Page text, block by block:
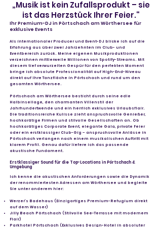
„Musik ist kein Zufallsprodukt – sie
ist das Herzstück Ihrer Feier.“
Ihr Premium-DJ in Pörtschach am Wörthersee für
exklusive Events
Als internationaler Producer und Event-DJ blicke ich auf die
Erfahrung aus über zwei Jahrzehnten im Club- und
Eventbereich zurück. Meine eigenen Musikproduktionen
verzeichnen mittlerweile Millionen von Spotify-Streams. Mit
diesem tief verwurzelten Gespür für den perfekten Moment
bringe ich absolute Professionalität auf High-End-Niveau
direkt auf Ihre Tanzfläche in Pörtschach und rund um den
gesamten Wörthersee.
Pörtschach am Wörthersee besticht durch seine edle
Halbinsellage, den charmanten Villenstil der
Jahrhundertwende und ein herrlich exklusives Urlaubsflair.
Die traditionsreiche Kulisse zieht anspruchsvolle Genießer,
hochkarätige Firmen und stilvolle Gesellschaften an. Ob
hochkarätiges Corporate Event, elegante Gala, private Feier
oder ein erstklassiger Club-Gig – anspruchsvolle Anlässe in
Pörtschach verlangen nach einem musikalischen Auftritt mit
klarem Profil. Genau dafür liefere ich das passende
akustische Fundament.
Erstklassiger Sound für die Top-Locations in Pörtschach &
Umgebung
Ich kenne die akustischen Anforderungen sowie die Dynamik
der renommiertesten Adressen am Wörthersee und begleite
Sie unter anderem hier:
Werzer’s Badehaus (Einzigartiges Premium-Refugium direkt
auf dem Wasser)
Jilly Beach Pörtschach (Stilvolle See-Terrasse mit modernem
Flair)
Parkhotel Pörtschach (Exklusives Design-Hotel in absoluter